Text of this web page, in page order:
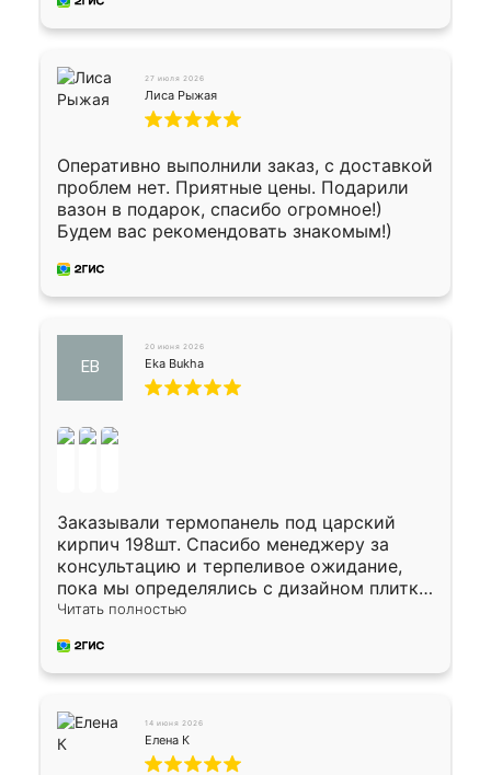
27 июля 2026
Лиса Рыжая
Оперативно выполнили заказ, с доставкой
проблем нет. Приятные цены. Подарили
вазон в подарок, спасибо огромное!)
Будем вас рекомендовать знакомым!)
EB
20 июня 2026
Eka Bukha
Заказывали термопанель под царский
кирпич 198шт. Спасибо менеджеру за
консультацию и терпеливое ожидание,
пока мы определялись с дизайном плитки.
Исполнен заказ в срок, спасибо
предоплата наличкой 50%. Накануне с
водителем договорились о доставке в
Окончательный расчет при получении.
Огромная благодарность водителю, помог
выгрузить. Получили коробку плитки на
Читать полностью
14 июня 2026
Елена К